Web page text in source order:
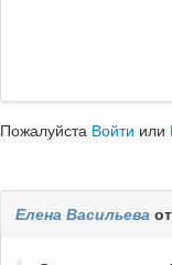
Пожалуйста Войти или
Елена Васильева